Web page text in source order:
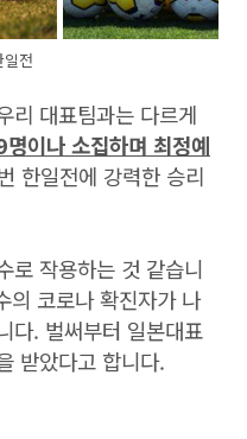
전
리 대표팀과는 다르게
이나 소집하며 최정예
한일전에 강력한 승리
로 작용하는 것 같습니
의 코로나 확진자가 나
다. 벌써부터 일본대표
받았다고 합니다.